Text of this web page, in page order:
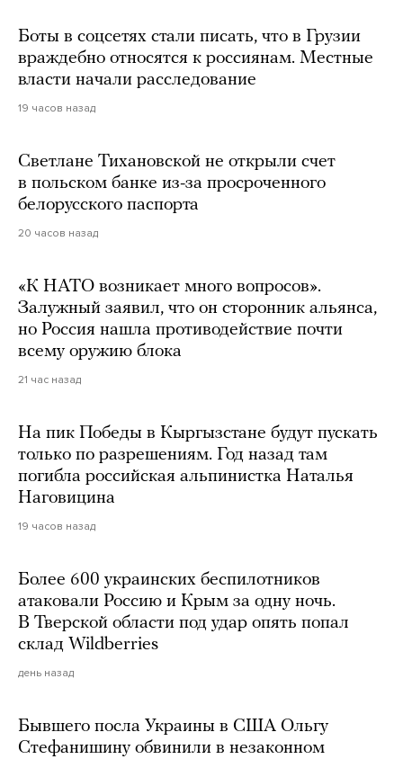
Боты в соцсетях стали писать, что в Грузии
враждебно относятся к россиянам. Местные
власти начали расследование
19 часов назад
Светлане Тихановской не открыли счет
в польском банке из-за просроченного
белорусского паспорта
20 часов назад
«К НАТО возникает много вопросов».
Залужный заявил, что он сторонник альянса,
но Россия нашла противодействие почти
всему оружию блока
21 час назад
На пик Победы в Кыргызстане будут пускать
только по разрешениям. Год назад там
погибла российская альпинистка Наталья
Наговицина
19 часов назад
Более 600 украинских беспилотников
атаковали Россию и Крым за одну ночь.
В Тверской области под удар опять попал
склад Wildberries
день назад
Бывшего посла Украины в США Ольгу
Стефанишину обвинили в незаконном